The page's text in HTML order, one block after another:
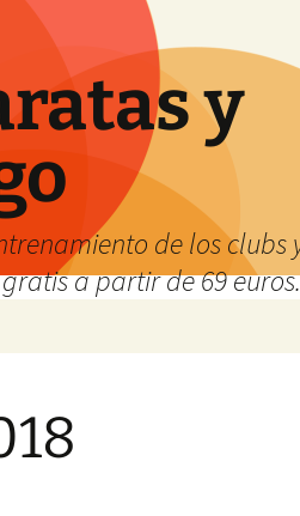
y
de los clubs
a partir de 69 euros.